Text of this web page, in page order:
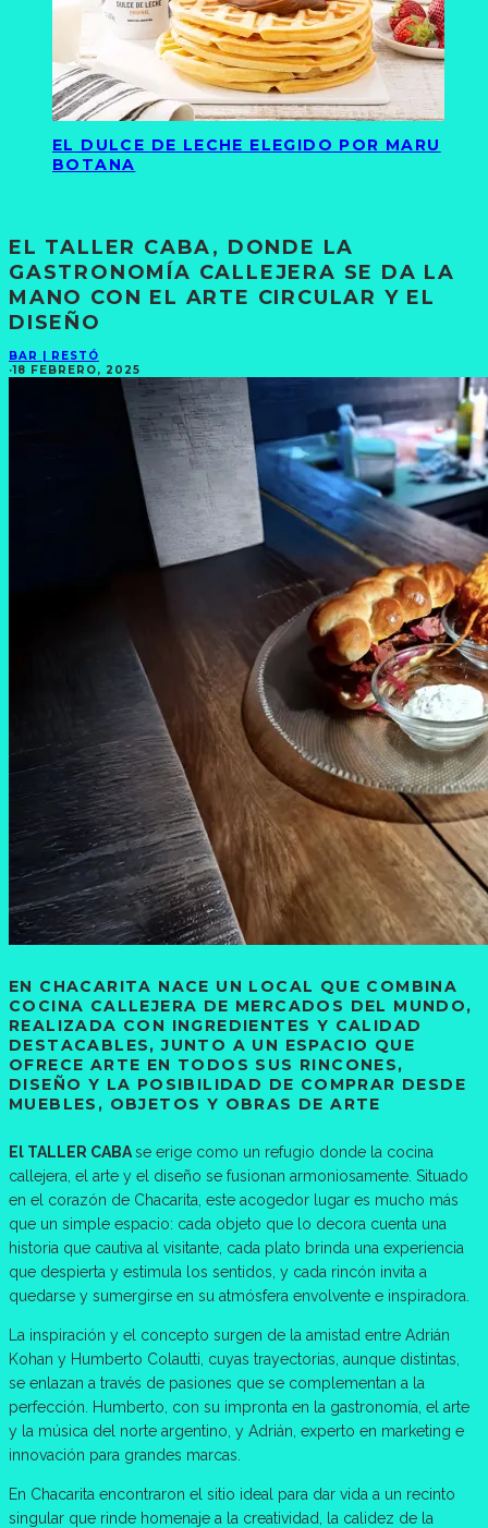
EL DULCE DE LECHE ELEGIDO POR MARU
BOTANA
EL TALLER CABA, DONDE LA
GASTRONOMÍA CALLEJERA SE DA LA
MANO CON EL ARTE CIRCULAR Y EL
DISEÑO
BAR | RESTÓ
·18 FEBRERO, 2025
EN CHACARITA NACE UN LOCAL QUE COMBINA
COCINA CALLEJERA DE MERCADOS DEL MUNDO,
REALIZADA CON INGREDIENTES Y CALIDAD
DESTACABLES, JUNTO A UN ESPACIO QUE
OFRECE ARTE EN TODOS SUS RINCONES,
DISEÑO Y LA POSIBILIDAD DE COMPRAR DESDE
MUEBLES, OBJETOS Y OBRAS DE ARTE
El TALLER CABAse erige como un refugio donde la cocina
callejera, el arte y el diseño se fusionan armoniosamente. Situado
en el corazón de Chacarita, este acogedor lugar es mucho más
que un simple espacio: cada objeto que lo decora cuenta una
historia que cautiva al visitante, cada plato brinda una experiencia
que despierta y estimula los sentidos, y cada rincón invita a
quedarse y sumergirse en su atmósfera envolvente e inspiradora.
La inspiración y el concepto surgen de la amistad entre Adrián
Kohan y Humberto Colautti, cuyas trayectorias, aunque distintas,
se enlazan a través de pasiones que se complementan a la
perfección. Humberto, con su impronta en la gastronomía, el arte
y la música del norte argentino, y Adrián, experto en marketing e
innovación para grandes marcas.
En Chacarita encontraron el sitio ideal para dar vida a un recinto
singular que rinde homenaje a la creatividad, la calidez de la